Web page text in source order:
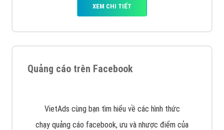
XEM CHI TIẾT
Quảng cáo trên Facebook
VietAds cùng bạn tìm hiểu về các hình thức
chạy quảng cáo facebook, ưu và nhược điểm của